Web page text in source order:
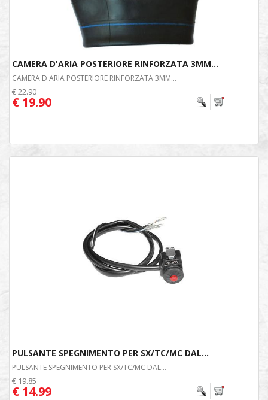
CAMERA D'ARIA POSTERIORE RINFORZATA 3MM...
CAMERA D'ARIA POSTERIORE RINFORZATA 3MM...
€ 22.90
€ 19.90
PULSANTE SPEGNIMENTO PER SX/TC/MC DAL...
PULSANTE SPEGNIMENTO PER SX/TC/MC DAL...
€ 19.85
€ 14.99